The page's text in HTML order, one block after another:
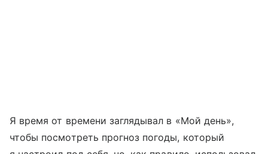
Я время от времени заглядывал в «Мой день»,
чтобы посмотреть прогноз погоды, который